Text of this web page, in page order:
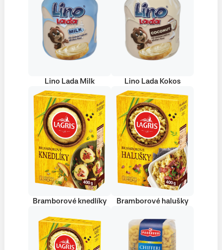
Lino Lada Milk Lino Lada Kokos
Bramborové knedlíky Bramborové halušky